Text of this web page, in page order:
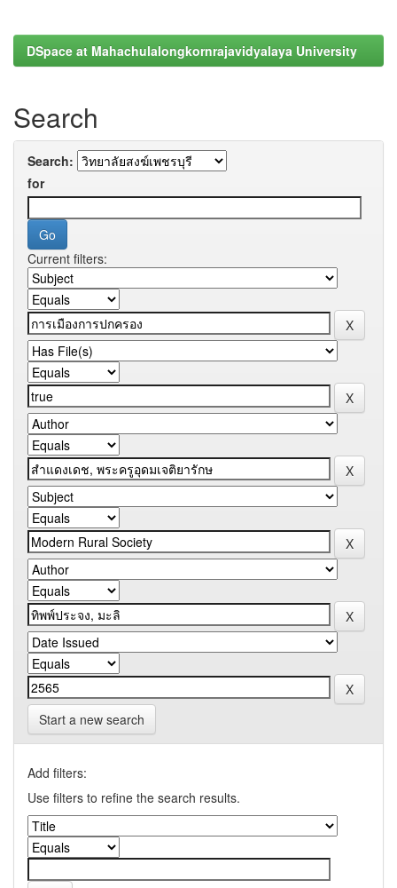
DSpace at Mahachulalongkornrajavidyalaya University
Search
Search:
for
Current filters:
Start a new search
Add filters:
Use filters to refine the search results.